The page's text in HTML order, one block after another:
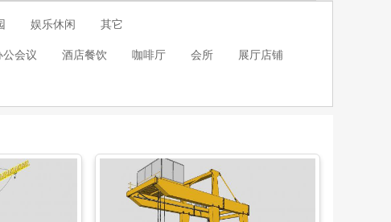
娱乐休闲 其它
公会议 酒店餐饮 咖啡厅 会所 展厅店铺